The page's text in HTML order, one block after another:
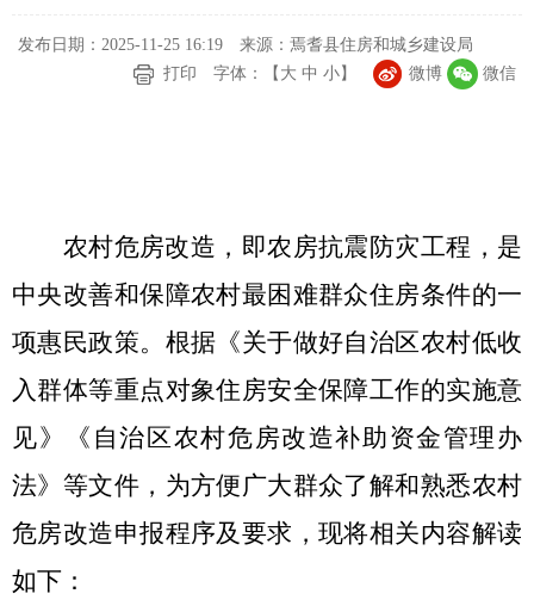
发布日期：2025-11-25 16:19
来源：焉耆县住房和城乡建设局
打印
字体：【 大 中 小】 微博 微信
农村危房改造，即农房抗震防灾工程，是
中央改善和保障农村最困难群众住房条件的一
项惠民政策。根据《关于做好自治区农村低收
入群体等重点对象住房安全保障工作的实施意
见》《自治区农村危房改造补助资金管理办
法》等文件，为方便广大群众了解和熟悉农村
危房改造申报程序及要求，现将相关内容解读
如下：